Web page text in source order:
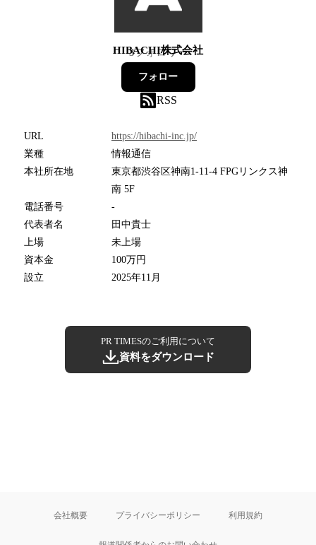
HIBACHI株式会社
3フォロワー
フォロー
RSS
URL
https://hibachi-inc.jp/
業種
情報通信
本社所在地
東京都渋谷区神南1-11-4 FPGリンクス神
南 5F
電話番号
-
代表者名
田中貴士
上場
未上場
資本金
100万円
設立
2025年11月
PR TIMESのご利用について
資料をダウンロード
会社概要 プライバシーポリシー 利用規約